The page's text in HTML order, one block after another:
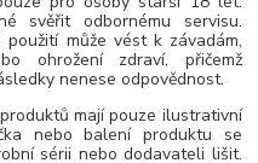
svěřit odbornému servisu.
může vést k závadám,
ohrožení zdraví, přičemž
nenese odpovědnost.
mají pouze ilustrativní
nebo balení produktu se
sérii nebo dodavateli lišit.